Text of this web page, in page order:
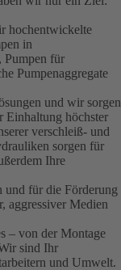
hochentwickelte
in
Pumpen für
Pumpenaggregate
und wir sorgen
Einhaltung höchster
verschleiß- und
sorgen für
Ihre
und für die Förderung
aggressiver Medien
– von der Montage
sind Ihr
und Umwelt.